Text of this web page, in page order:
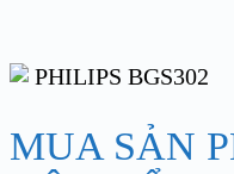
MUA SẢN